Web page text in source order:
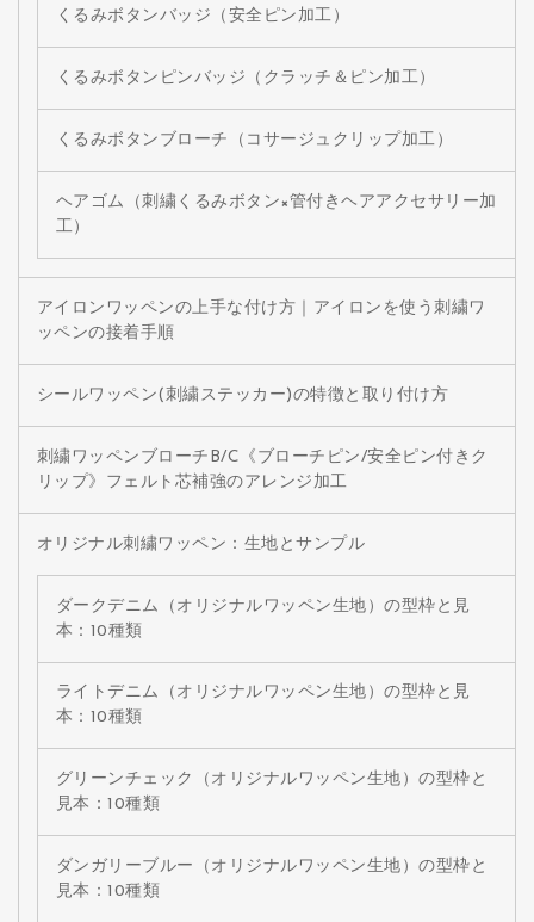
くるみボタンバッジ（安全ピン加工）
くるみボタンピンバッジ（クラッチ＆ピン加工）
くるみボタンブローチ（コサージュクリップ加工）
ヘアゴム（刺繍くるみボタン×管付きヘアアクセサリー加
工）
アイロンワッペンの上手な付け方｜アイロンを使う刺繍ワ
ッペンの接着手順
シールワッペン(刺繍ステッカー)の特徴と取り付け方
刺繍ワッペンブローチB/C《ブローチピン/安全ピン付きク
リップ》フェルト芯補強のアレンジ加工
オリジナル刺繍ワッペン：生地とサンプル
ダークデニム（オリジナルワッペン生地）の型枠と見
本：10種類
ライトデニム（オリジナルワッペン生地）の型枠と見
本：10種類
グリーンチェック（オリジナルワッペン生地）の型枠と
見本：10種類
ダンガリーブルー（オリジナルワッペン生地）の型枠と
見本：10種類